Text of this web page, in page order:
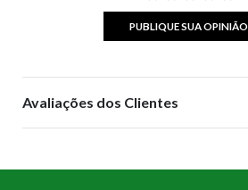
PUBLIQUE SUA OPINIÃO
Avaliações dos Clientes